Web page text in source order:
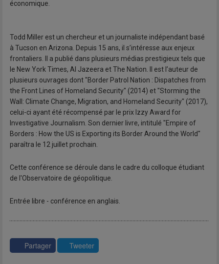
économique.
Todd Miller est un chercheur et un journaliste indépendant basé
à Tucson en Arizona. Depuis 15 ans, il s’intéresse aux enjeux
frontaliers. Il a publié dans plusieurs médias prestigieux tels que
le New York Times, Al Jazeera et The Nation. Il est l’auteur de
plusieurs ouvrages dont "Border Patrol Nation : Dispatches from
the Front Lines of Homeland Security" (2014) et "Storming the
Wall: Climate Change, Migration, and Homeland Security" (2017),
celui-ci ayant été récompensé par le prix Izzy Award for
Investigative Journalism. Son dernier livre, intitulé "Empire of
Borders : How the US is Exporting its Border Around the World"
paraîtra le 12 juillet prochain.
Cette conférence se déroule dans le cadre du colloque étudiant
de l'Observatoire de géopolitique.
Entrée libre - conférence en anglais.
Partager Tweeter